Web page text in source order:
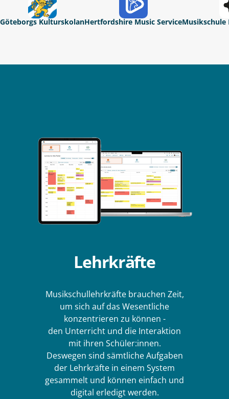
Göteborgs KulturskolanHertfordshire Music ServiceMusikschule
Lehrkräfte
Musikschullehrkräfte brauchen Zeit,
um sich auf das Wesentliche
konzentrieren zu können -
den Unterricht und die Interaktion
mit ihren Schüler:innen.
Deswegen sind sämtliche Aufgaben
der Lehrkräfte in einem System
gesammelt und können einfach und
digital erledigt werden.